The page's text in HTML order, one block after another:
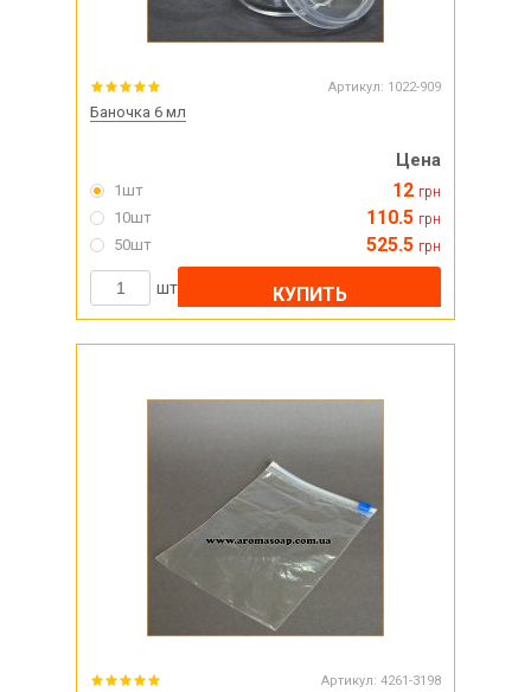
Артикул: 1022-909
Баночка 6 мл
Цена
1шт 12 грн
10шт 110.5 грн
50шт 525.5 грн
шт КУПИТЬ
Артикул: 4261-3198